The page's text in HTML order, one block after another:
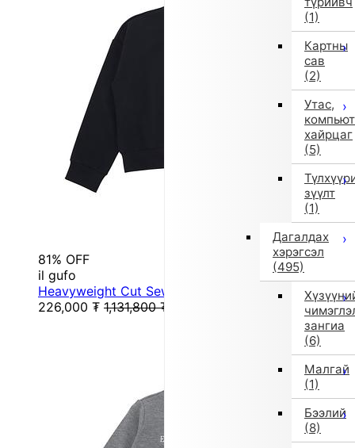
(1)
Картны
сав
(2)
Утас,
хайрцаг
(5)
зүүлт
(1)
Дагалдах
хэрэгсэл
(495)
зангиа
(6)
Малгай
(1)
Бээлий
(8)
81% OFF
il gufo
Heavyweight Cut Sew Sweatshirt (140cm / Navy)
226,000 ₮ 1,131,800 ₮